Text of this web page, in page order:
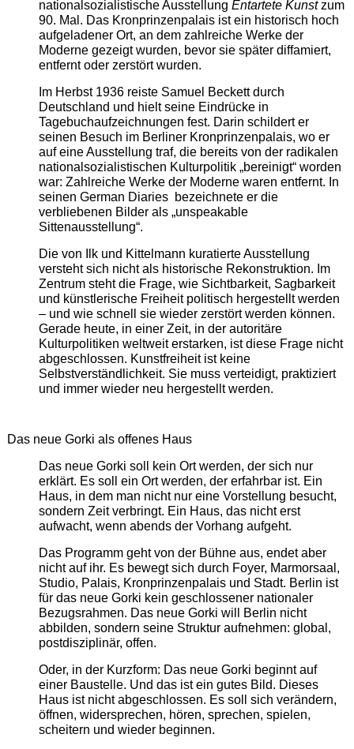
nationalsozialistische Ausstellung Entartete Kunstzum
90. Mal. Das Kronprinzenpalais ist ein historisch hoch
aufgeladener Ort, an dem zahlreiche Werke der
Moderne gezeigt wurden, bevor sie später diffamiert,
entfernt oder zerstört wurden.
Im Herbst 1936 reiste Samuel Beckett durch
Deutschland und hielt seine Eindrücke in
Tagebuchaufzeichnungen fest. Darin schildert er
seinen Besuch im Berliner Kronprinzenpalais, wo er
auf eine Ausstellung traf, die bereits von der radikalen
nationalsozialistischen Kulturpolitik „bereinigt“ worden
war: Zahlreiche Werke der Moderne waren entfernt. In
seinen German Diaries bezeichnete er die
verbliebenen Bilder als „unspeakable
Sittenausstellung“.
Die von Ilk und Kittelmann kuratierte Ausstellung
versteht sich nicht als historische Rekonstruktion. Im
Zentrum steht die Frage, wie Sichtbarkeit, Sagbarkeit
und künstlerische Freiheit politisch hergestellt werden
– und wie schnell sie wieder zerstört werden können.
Gerade heute, in einer Zeit, in der autoritäre
Kulturpolitiken weltweit erstarken, ist diese Frage nicht
abgeschlossen. Kunstfreiheit ist keine
Selbstverständlichkeit. Sie muss verteidigt, praktiziert
und immer wieder neu hergestellt werden.
Das neue Gorki als offenes Haus
Das neue Gorki soll kein Ort werden, der sich nur
erklärt. Es soll ein Ort werden, der erfahrbar ist. Ein
Haus, in dem man nicht nur eine Vorstellung besucht,
sondern Zeit verbringt. Ein Haus, das nicht erst
aufwacht, wenn abends der Vorhang aufgeht.
Das Programm geht von der Bühne aus, endet aber
nicht auf ihr. Es bewegt sich durch Foyer, Marmorsaal,
Studio, Palais, Kronprinzenpalais und Stadt. Berlin ist
für das neue Gorki kein geschlossener nationaler
Bezugsrahmen. Das neue Gorki will Berlin nicht
abbilden, sondern seine Struktur aufnehmen: global,
postdisziplinär, offen.
Oder, in der Kurzform: Das neue Gorki beginnt auf
einer Baustelle. Und das ist ein gutes Bild. Dieses
Haus ist nicht abgeschlossen. Es soll sich verändern,
öffnen, widersprechen, hören, sprechen, spielen,
scheitern und wieder beginnen.